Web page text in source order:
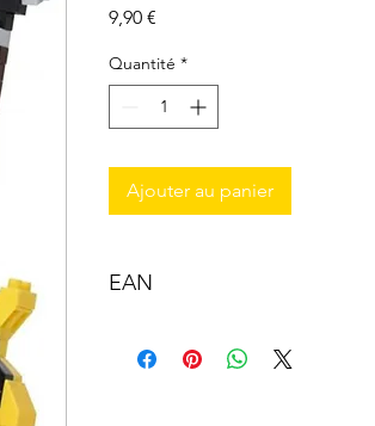
9,90 €
Quantité *
Ajouter au panier
EAN